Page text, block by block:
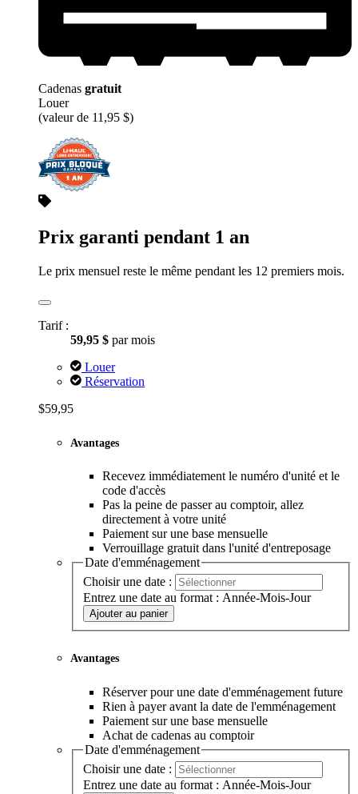
Cadenas gratuit
Louer
(valeur de 11,95 $)
Prix garanti pendant 1 an
Le prix mensuel reste le même pendant les 12 premiers mois.
Tarif :
59,95 $ par mois
Louer
Réservation
$59,95
Avantages
Recevez immédiatement le numéro d'unité et le
code d'accès
Pas la peine de passer au comptoir, allez
directement à votre unité
Paiement sur une base mensuelle
Verrouillage gratuit dans l'unité d'entreposage
Date d'emménagement
Choisir une date :
Entrez une date au format : Année-Mois-Jour
Ajouter au panier
Avantages
Réserver pour une date d'emménagement future
Rien à payer avant la date de l'emménagement
Paiement sur une base mensuelle
Achat de cadenas au comptoir
Date d'emménagement
Choisir une date :
Entrez une date au format : Année-Mois-Jour